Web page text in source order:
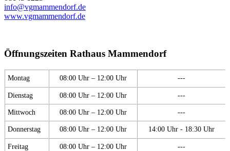
info@vgmammendorf.de
www.vgmammendorf.de
Öffnungszeiten Rathaus Mammendorf
Montag 08:00 Uhr – 12:00 Uhr ---
Dienstag 08:00 Uhr – 12:00 Uhr ---
Mittwoch 08:00 Uhr – 12:00 Uhr ---
Donnerstag 08:00 Uhr – 12:00 Uhr 14:00 Uhr - 18:30 Uhr
Freitag 08:00 Uhr – 12:00 Uhr ---